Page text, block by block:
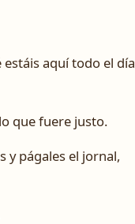
aquí todo el día
que fuere justo.
y págales el jornal,